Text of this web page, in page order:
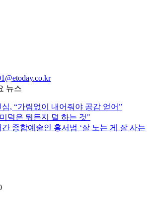
뉴스
, “가림없이 내어줘야 공감 얻어”
덕은 뭐든지 덜 하는 것"
종합예술인 홍서범 ‘잘 노는 게 잘 사는